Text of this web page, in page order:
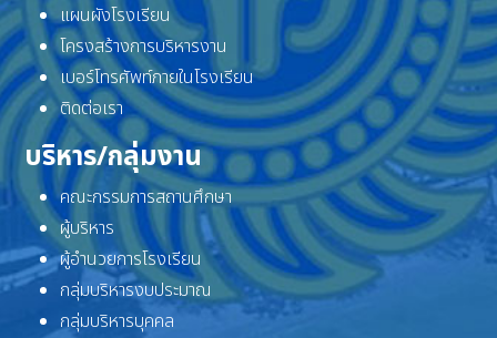
แผนผังโรงเรียน
โครงสร้างการบริหารงาน
เบอร์โทรศัพท์ภายในโรงเรียน
ติดต่อเรา
บริหาร/กลุ่มงาน
คณะกรรมการสถานศึกษา
ผู้บริหาร
ผู้อำนวยการโรงเรียน
กลุ่มบริหารงบประมาณ
กลุ่มบริหารบุคคล